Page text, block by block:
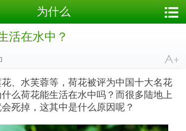
为什么
活在水中？
水芙蓉等，荷花被评为中国十大名花
么荷花能生活在水中吗？而很多陆地上
死掉，这其中是什么原因呢？